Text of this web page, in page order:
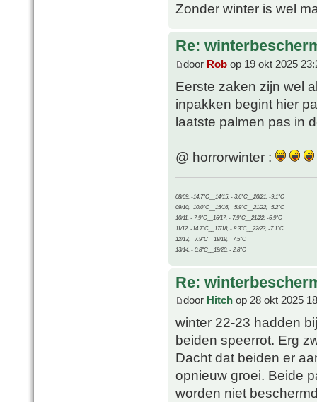
Zonder winter is wel
Re:
door Rob op 19 okt 2025
Eerste zaken zijn wel
inpakken begint hier
laatste palmen pas in
@ horrorwinter :
08/09, -14.7°C__14/15, - 3.6°C__20/21, -9.1°C
09/10, -10.0°C__15/16, - 5.9°C__21/22, -5.2°C
10/11, - 7.9°C__16/17, - 7.9°C__21/22, -6.9°C
11/12, -14.7°C__17/18, - 8.3°C__22/23, -7.1°C
12/13, - 7.9°C__18/19, - 7.5°C
13/14, - 0.8°C__19/20, - 2.8°C
Re:
door Hitch op 28 okt 2025
winter 22-23 hadden
beiden speerrot. Erg
Dacht dat beiden er
opnieuw groei. Beide
worden niet